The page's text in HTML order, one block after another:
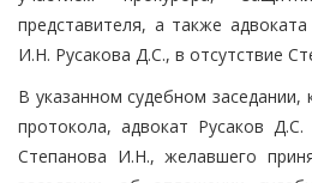
представителя, а также
И.Н. Русакова Д.С., в отсутствие
В указанном судебном заседании,
протокола, адвокат Русаков
Степанова И.Н., желавшего